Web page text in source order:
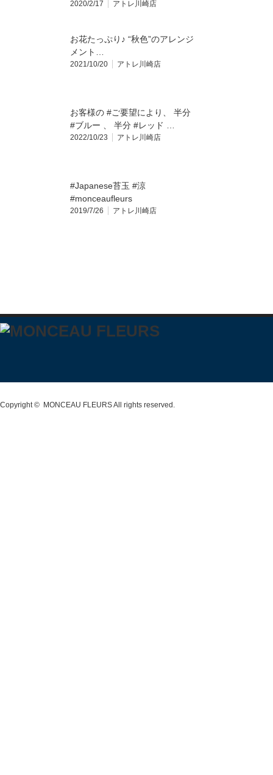
2020/2/17 アトレ川崎店
お花たっぷり♪ “秋色”のアレンジ
メント…
2021/10/20 アトレ川崎店
お客様の #ご要望により、 半分
#ブルー 、 半分 #レッド …
2022/10/23 アトレ川崎店
#Japanese苔玉 #涼
#monceaufleurs
2019/7/26 アトレ川崎店
Copyright © MONCEAU FLEURSAll rights reserved.